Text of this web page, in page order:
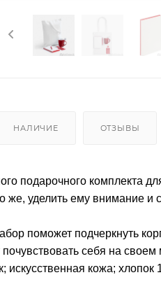
НАЛИЧИЕ ОТЗЫВЫ
подарочного комплекта
же, уделить ему внимание
поможет подчеркнуть
почувствовать себя на
искусственная кожа;